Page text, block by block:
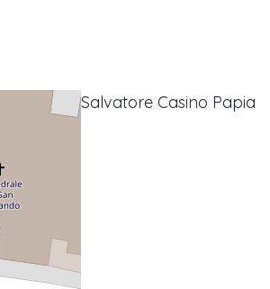
Salvatore Casino Papia